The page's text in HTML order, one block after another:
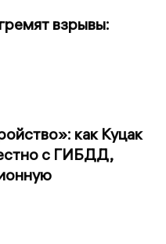
взрывы:
как Куцак
с ГИБДД,